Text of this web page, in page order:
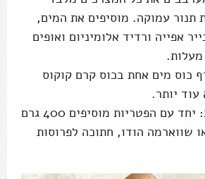
תנור עמוקה. מוסיפים את המים,
אפייה ורדיד אלומיניום ואופים
כוס מים אחת בכוס קרם קוקוס
יותר.
גרסה בשרית: יחד עם הפטריות מוסיפים 400 גרם
שווארמה הודו, חתוכה לפרוסות